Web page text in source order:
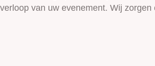
van uw evenement. Wij